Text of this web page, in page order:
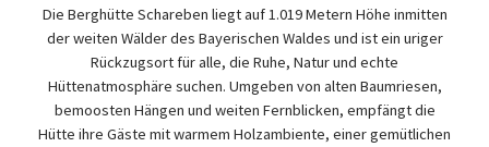
Die Berghütte Schareben liegt auf 1.019 Metern Höhe inmitten
der weiten Wälder des Bayerischen Waldes und ist ein uriger
Rückzugsort für alle, die Ruhe, Natur und echte
Hüttenatmosphäre suchen. Umgeben von alten Baumriesen,
bemoosten Hängen und weiten Fernblicken, empfängt die
Hütte ihre Gäste mit warmem Holzambiente, einer gemütlichen